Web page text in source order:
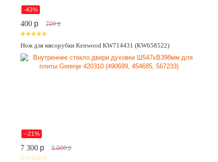
-43%
400 p 700 p
Нож для мясорубки Kenwood KW714431 (KW658522)
--21%
7 300 p 6 000 p